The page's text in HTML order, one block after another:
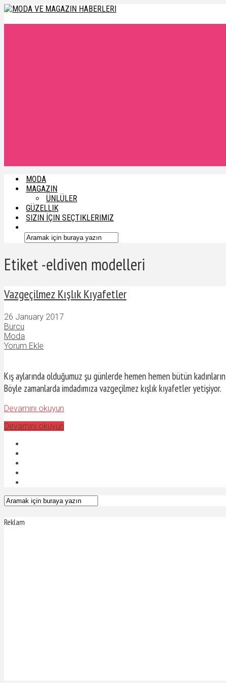
MODA
MAGAZIN
ÜNLÜLER
GÜZELLIK
SIZIN İÇIN SEÇTIKLERIMIZ
Etiket -eldiven modelleri
Vazgeçilmez Kışlık Kıyafetler
26 January 2017
Burcu
Moda
Yorum Ekle
Kış aylarında olduğumuz şu günlerde hemen hemen bütün
Böyle zamanlarda imdadımıza vazgeçilmez kışlık kıyafetler yetişiyor.
Devamını okuyun
Devamını okuyun
Reklam